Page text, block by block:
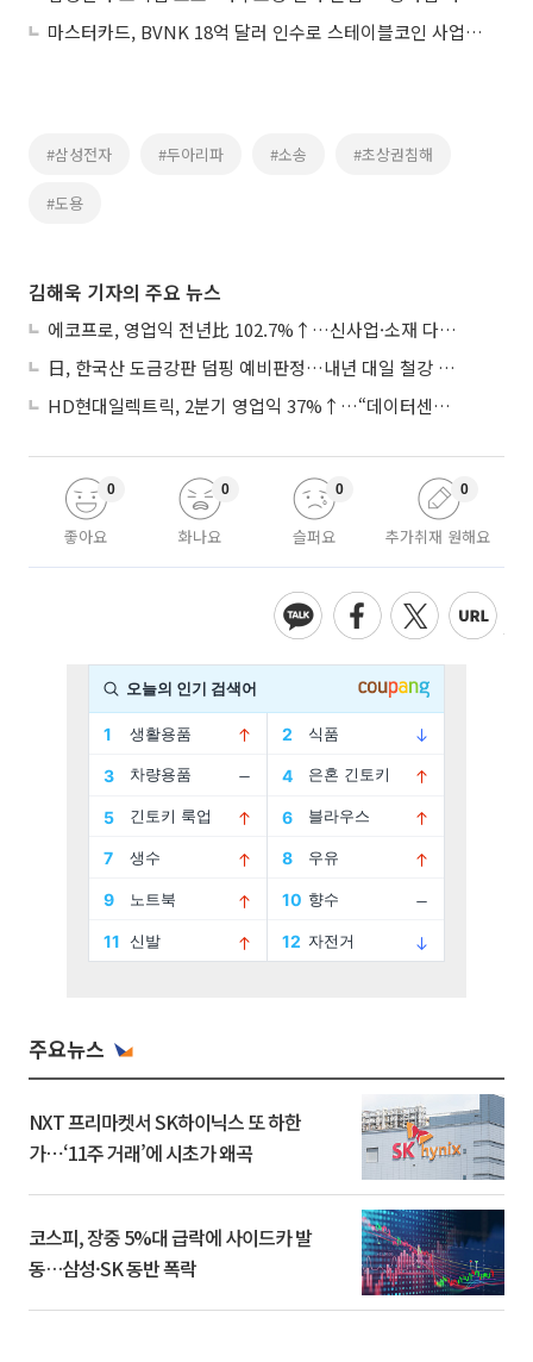
마스터카드, BVNK 18억 달러 인수로 스테이블코인 사업 본격 확장
#삼성전자 #두아리파 #소송 #초상권침해
#도용
김해욱 기자의 주요 뉴스
에코프로, 영업익 전년比 102.7%↑…신사업·소재 다각화 박차
日, 한국산 도금강판 덤핑 예비판정…내년 대일 철강 수출 ‘빨간불’
HD현대일렉트릭, 2분기 영업익 37%↑…“데이터센터 사업, 새로운 성장 축”
좋아요
0
화나요
0
슬퍼요
0
추가취재 원해요
0
주요뉴스
NXT 프리마켓서 SK하이닉스 또 하한
가⋯‘11주 거래’에 시초가 왜곡
코스피, 장중 5%대 급락에 사이드카 발
동…삼성·SK 동반 폭락